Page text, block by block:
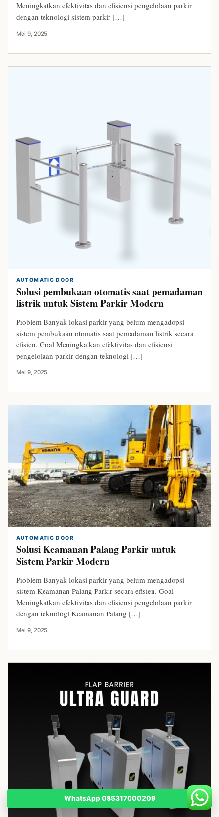
Meningkatkan efektivitas dan efisiensi pengelolaan parkir
dengan teknologi sistem parkir […]
Mei 9, 2025
AUTOMATIC DOOR
Solusi pembukaan otomatis saat pemadaman
listrik untuk Sistem Parkir Modern
Problem Banyak lokasi parkir yang belum mengadopsi
sistem pembukaan otomatis saat pemadaman listrik secara
efisien. Goal Meningkatkan efektivitas dan efisiensi
pengelolaan parkir dengan teknologi […]
Mei 9, 2025
AUTOMATIC DOOR
Solusi Keamanan Palang Parkir untuk
Sistem Parkir Modern
Problem Banyak lokasi parkir yang belum mengadopsi
sistem Keamanan Palang Parkir secara efisien. Goal
Meningkatkan efektivitas dan efisiensi pengelolaan parkir
dengan teknologi Keamanan Palang […]
Mei 9, 2025
WhatsApp 085317000209